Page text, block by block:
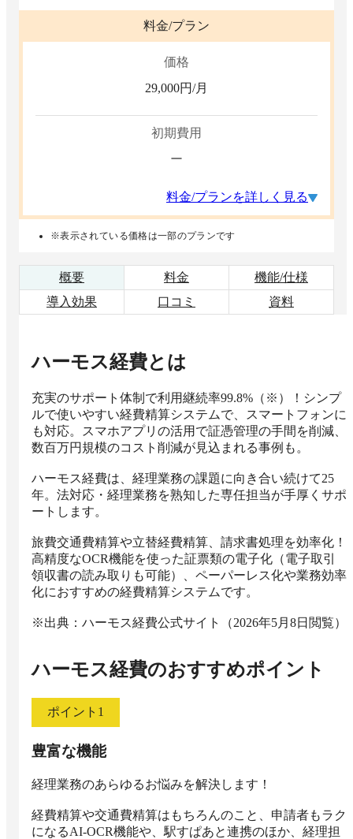
料金/プラン
価格
29,000円/月
初期費用
ー
料金/プランを詳しく見る
※表示されている価格は一部のプランです
概要 料金
機能/仕様
導入効果
口コミ 資料
ハーモス経費とは
充実のサポート体制で利用継続率99.8%（※）！シンプ
ルで使いやすい経費精算システムで、スマートフォンに
も対応。スマホアプリの活用で証憑管理の手間を削減、
数百万円規模のコスト削減が見込まれる事例も。
ハーモス経費は、経理業務の課題に向き合い続けて25
年。法対応・経理業務を熟知した専任担当が手厚くサポ
ートします。
旅費交通費精算や立替経費精算、請求書処理を効率化！
高精度なOCR機能を使った証票類の電子化（電子取引
領収書の読み取りも可能）、ペーパーレス化や業務効率
化におすすめの経費精算システムです。
※出典：ハーモス経費公式サイト（2026年5月8日閲覧）
ハーモス経費のおすすめポイント
ポイント 1
豊富な機能
経理業務のあらゆるお悩みを解決します！
経費精算や交通費精算はもちろんのこと、申請者もラク
になるAI-OCR機能や、駅すぱあと連携のほか、経理担